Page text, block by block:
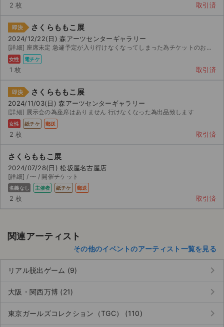
サイト情報
チケットジャム利用規約
プライバシーポリシー
公演登録依頼
不正転売禁止法について
音楽情報
2 枚 取引済
即決 さくらももこ展
2024/12/22(日) 森アーツセンターギャラリー
[詳細] 座席未定 急遽予定が入り行けなくなってしまった為チケットのお譲り先を探しています。 定価 ...
女性 電チケ
1 枚 取引済
即決 さくらももこ展
2024/11/03(日) 森アーツセンターギャラリー
[詳細] 展示会の為座席はありません 行けなくなった為出品致します
女性 紙チケ 郵送
2 枚 取引済
さくらももこ展
2024/07/28(日) 松坂屋名古屋店
[詳細] / 〜 / 開催チケット
名義なし 主催者 紙チケ 郵送
2 枚 取引済
関連アーティスト
その他のイベントのアーティスト一覧を見る
リアル脱出ゲーム (9) keyboard_arrow_right
大阪・関西万博 (21) keyboard_arrow_right
東京ガールズコレクション（TGC） (110) keyboard_arrow_right